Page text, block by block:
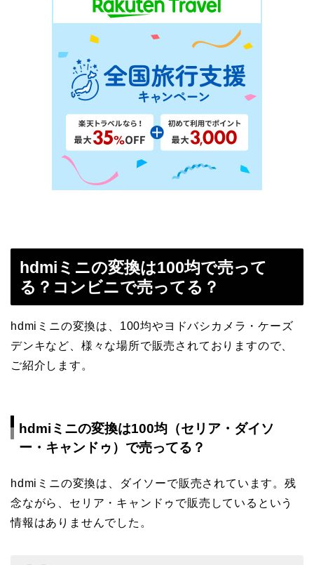
hdmiミニの変換は100均で売って
る？コンビニで売ってる？
hdmiミニの変換は、100均やヨドバシカメラ・ケーズ
デンキなど、様々な場所で販売されておりますので、
ご紹介します。
hdmiミニの変換は100均（セリア・ダイソ
ー・キャンドゥ）で売ってる？
hdmiミニの変換は、ダイソーで販売されています。残
念ながら、セリア・キャンドゥで販売しているという
情報はありませんでした。